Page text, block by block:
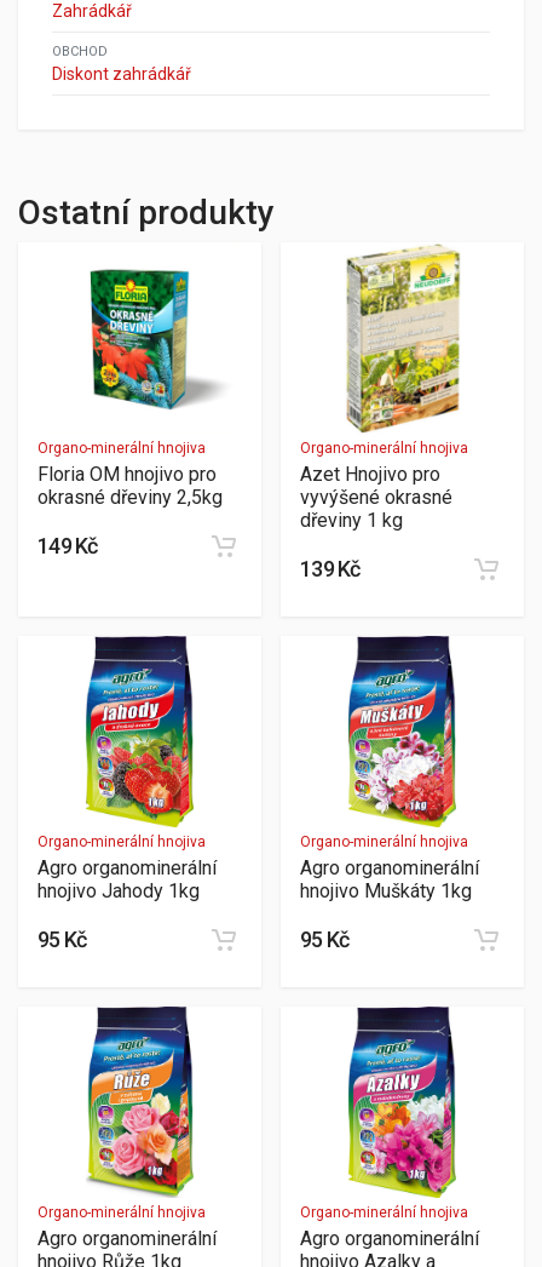
Zahrádkář
OBCHOD
Diskont zahrádkář
Ostatní produkty
Organo-minerální hnojiva
Floria OM hnojivo pro
okrasné dřeviny 2,5kg
149 Kč
Organo-minerální hnojiva
Azet Hnojivo pro
vyvýšené okrasné
dřeviny 1 kg
139 Kč
Organo-minerální hnojiva
Agro organominerální
hnojivo Jahody 1kg
95 Kč
Organo-minerální hnojiva
Agro organominerální
hnojivo Muškáty 1kg
95 Kč
Organo-minerální hnojiva
Agro organominerální
hnojivo Růže 1kg
Organo-minerální hnojiva
Agro organominerální
hnojivo Azalky a